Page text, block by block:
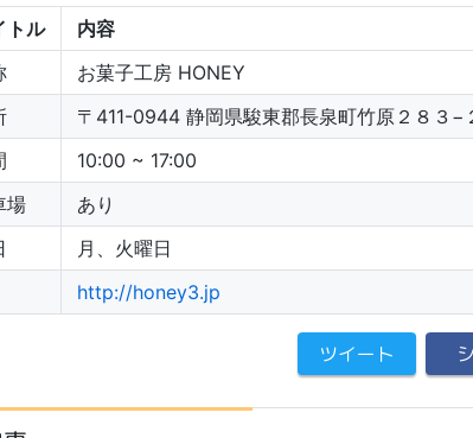
トル
内容
お菓子工房 HONEY
〒411-0944 静岡県駿東郡長泉町竹原２８３−
10:00 ~ 17:00
場
あり
月、火曜日
http://honey3.jp
ツイート